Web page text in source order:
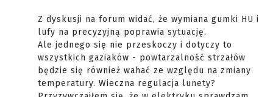
Z dyskusji na forum widać, że wymiana gumki HU i
lufy na precyzyjną poprawia sytuację.
Ale jednego się nie przeskoczy i dotyczy to
wszystkich gaziaków - powtarzalność strzałów
będzie się również wahać ze względu na zmiany
temperatury. Wieczna regulacja lunety?